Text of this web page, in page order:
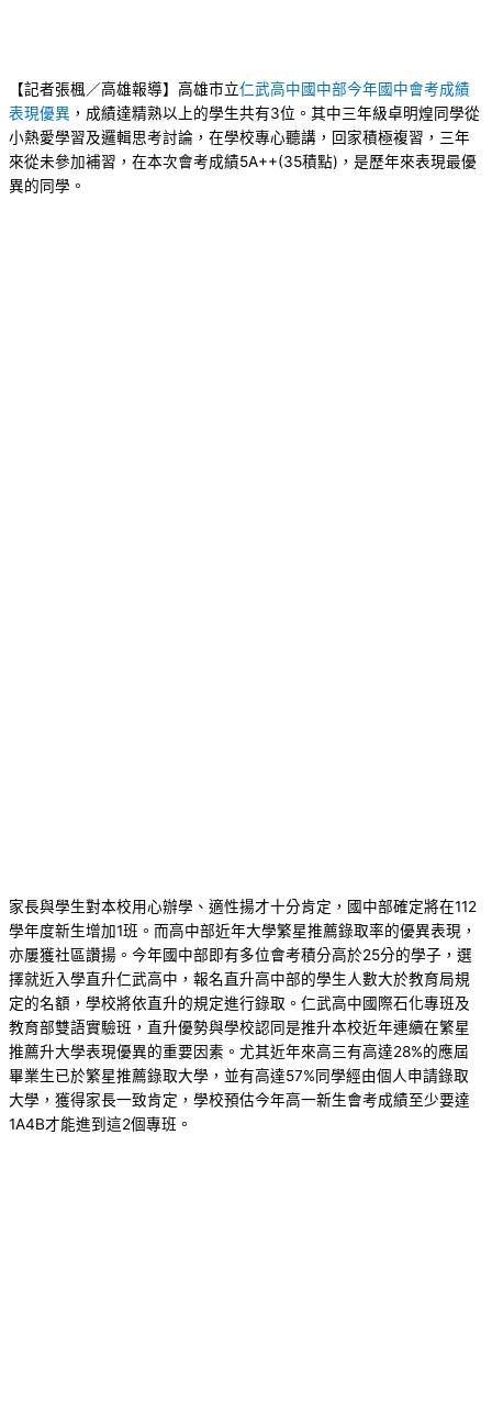
【記者張楓／高雄報導】高雄市立仁武高中國中部今年國中會考成績
表現優異 ，成績達精熟以上的學生共有3位。其中三年級卓明煌同學從
小熱愛學習及邏輯思考討論，在學校專心聽講，回家積極複習，三年
來從未參加補習，在本次會考成績5A++(35積點)，是歷年來表現最優
異的同學。
家長與學生對本校用心辦學、適性揚才十分肯定，國中部確定將在112
學年度新生增加1班。而高中部近年大學繁星推薦錄取率的優異表現，
亦屢獲社區讚揚。今年國中部即有多位會考積分高於25分的學子，選
擇就近入學直升仁武高中，報名直升高中部的學生人數大於教育局規
定的名額，學校將依直升的規定進行錄取。仁武高中國際石化專班及
教育部雙語實驗班，直升優勢與學校認同是推升本校近年連續在繁星
推薦升大學表現優異的重要因素。尤其近年來高三有高達28%的應屆
畢業生已於繁星推薦錄取大學，並有高達57%同學經由個人申請錄取
大學，獲得家長一致肯定，學校預估今年高一新生會考成績至少要達
1A4B才能進到這2個專班。